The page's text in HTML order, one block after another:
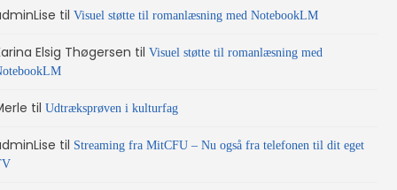
til Visuel støtte til romanlæsning med NotebookLM
Elsig Thøgersen til Visuel støtte til romanlæsning med
til Udtræksprøven i kulturfag
til Streaming fra MitCFU – Nu også fra telefonen til dit eget